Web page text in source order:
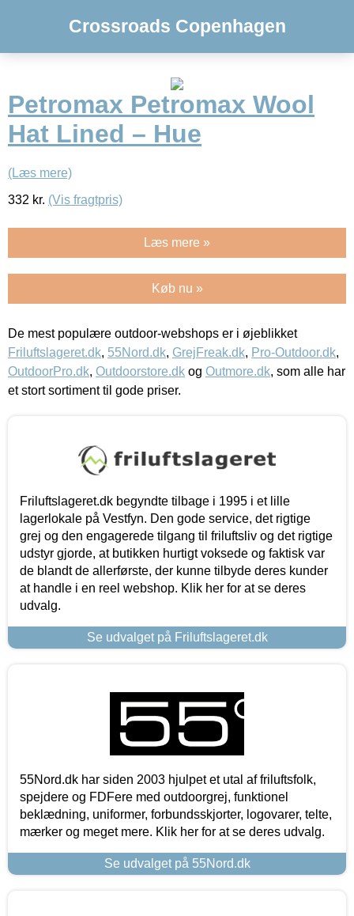
Crossroads Copenhagen
Petromax Petromax Wool
Hat Lined – Hue
(Læs mere)
332 kr. (Vis fragtpris)
Læs mere »
Køb nu »
De mest populære outdoor-webshops er i øjeblikket
Friluftslageret.dk, 55Nord.dk, GrejFreak.dk, Pro-Outdoor.dk,
OutdoorPro.dk, Outdoorstore.dk og Outmore.dk, som alle har
et stort sortiment til gode priser.
Friluftslageret.dk begyndte tilbage i 1995 i et lille
lagerlokale på Vestfyn. Den gode service, det rigtige
grej og den engagerede tilgang til friluftsliv og det rigtige
udstyr gjorde, at butikken hurtigt voksede og faktisk var
de blandt de allerførste, der kunne tilbyde deres kunder
at handle i en reel webshop. Klik her for at se deres
udvalg.
Se udvalget på Friluftslageret.dk
55Nord.dk har siden 2003 hjulpet et utal af friluftsfolk,
spejdere og FDFere med outdoorgrej, funktionel
beklædning, uniformer, forbundsskjorter, logovarer, telte,
mærker og meget mere. Klik her for at se deres udvalg.
Se udvalget på 55Nord.dk